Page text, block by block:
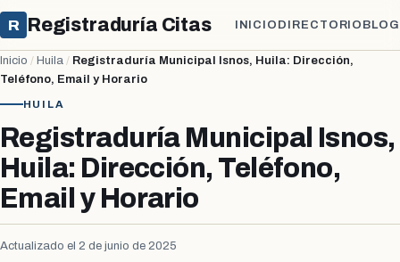
R Registraduría Citas INICIO DIRECTORIO BLOG
Inicio / Huila / Registraduría Municipal Isnos, Huila: Dirección,
Teléfono, Email y Horario
HUILA
Registraduría Municipal Isnos,
Huila: Dirección, Teléfono,
Email y Horario
Actualizado el 2 de junio de 2025